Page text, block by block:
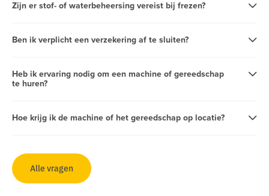
Zijn er stof- of waterbeheersing vereist bij frezen?
Ben ik verplicht een verzekering af te sluiten?
Heb ik ervaring nodig om een machine of gereedschap
te huren?
Hoe krijg ik de machine of het gereedschap op locatie?
Alle vragen